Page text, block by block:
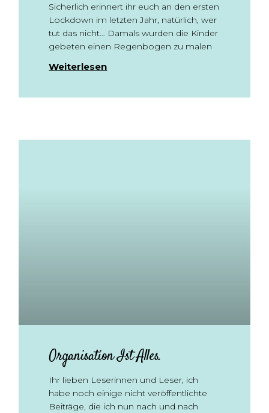
Sicherlich erinnert ihr euch an den ersten
Lockdown im letzten Jahr, natürlich, wer
tut das nicht… Damals wurden die Kinder
gebeten einen Regenbogen zu malen
Weiterlesen
Organisation Ist Alles.
Ihr lieben Leserinnen und Leser, ich
habe noch einige nicht veröffentlichte
Beiträge, die ich nun nach und nach